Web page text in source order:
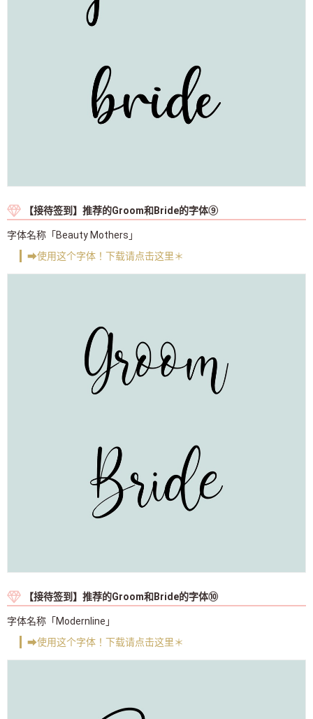
【接待签到】推荐的Groom和Bride的字体⑨
字体名称「Beauty Mothers」
➡使用这个字体！下载请点击这里＊
【接待签到】推荐的Groom和Bride的字体⑩
字体名称「Modernline」
➡使用这个字体！下载请点击这里＊